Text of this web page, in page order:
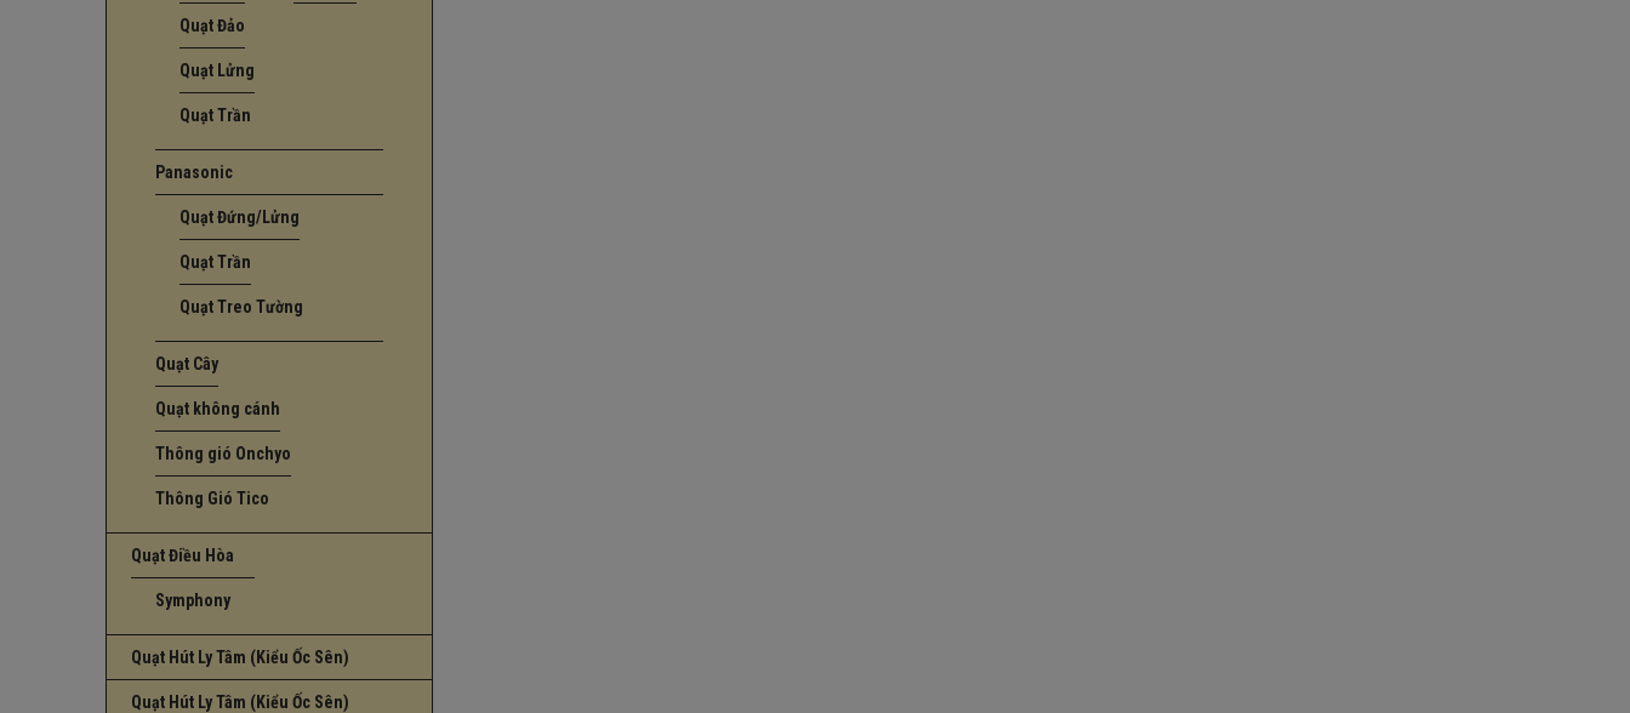
Quạt Đảo
Quạt Lửng
Quạt Trần
Panasonic
Quạt Đứng/Lửng
Quạt Trần
Quạt Treo Tường
Quạt Cây
Quạt không cánh
Thông gió Onchyo
Thông Gió Tico
Quạt Điều Hòa
Symphony
Quạt Hút Ly Tâm (Kiểu Ốc Sên)
Quạt Hút Ly Tâm (Kiểu Ốc Sên)